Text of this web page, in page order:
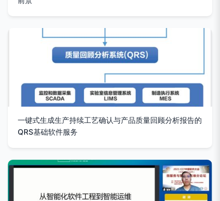
一键式生成生产持续工艺确认与产品质量回顾分析报告的
QRS基础软件服务